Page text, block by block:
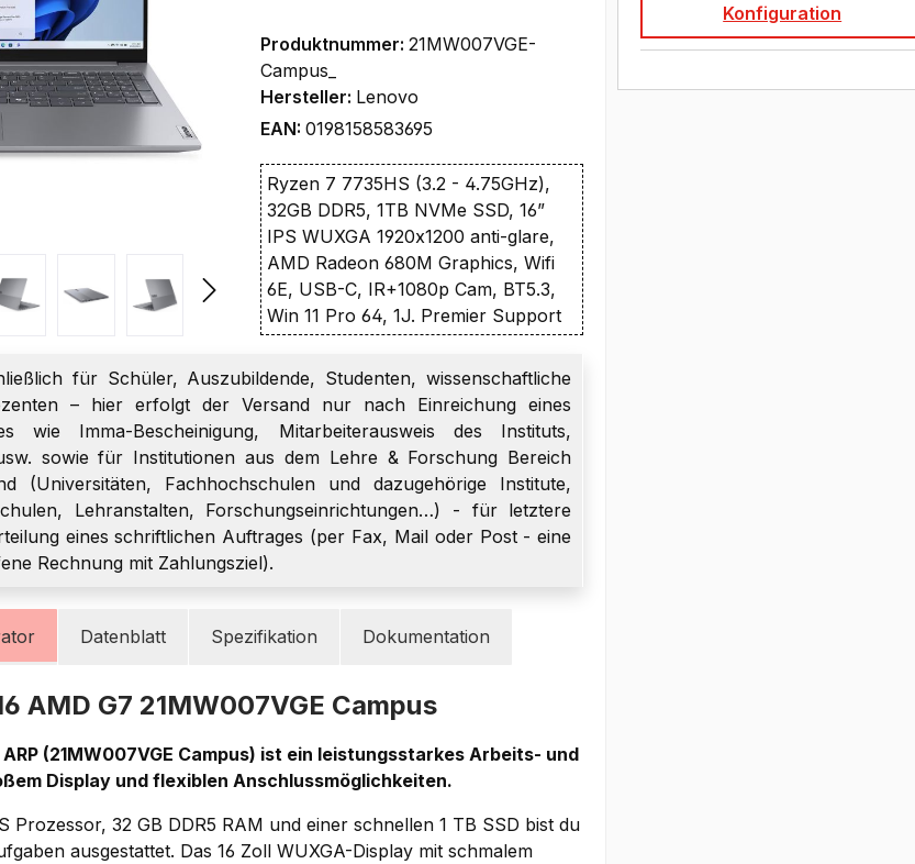
Produktnummer:21MW007VGE-
Campus_
Hersteller: Lenovo
EAN:0198158583695
Ryzen 7 7735HS (3.2 - 4.75GHz),
32GB DDR5, 1TB NVMe SSD, 16”
IPS WUXGA 1920x1200 anti-glare,
AMD Radeon 680M Graphics, Wifi
6E, USB-C, IR+1080p Cam, BT5.3,
Win 11 Pro 64, 1J. Premier Support
für Schüler, Auszubildende, Studenten, wissenschaftliche
– hier erfolgt der Versand nur nach Einreichung eines
wie Imma-Bescheinigung, Mitarbeiterausweis des Instituts,
sowie für Institutionen aus dem Lehre & Forschung Bereich
(Universitäten, Fachhochschulen und dazugehörige Institute,
Lehranstalten, Forschungseinrichtungen…) - für letztere
eines schriftlichen Auftrages (per Fax, Mail oder Post - eine
Rechnung mit Zahlungsziel).
Datenblatt Spezifikation Dokumentation
AMD G7 21MW007VGE Campus
(21MW007VGE Campus) ist ein leistungsstarkes Arbeits- und
Display und flexiblen Anschlussmöglichkeiten.
Prozessor, 32 GB DDR5 RAM und einer schnellen 1 TB SSD bist du
ausgestattet. Das 16 Zoll WUXGA-Display mit schmalem
Konfiguration